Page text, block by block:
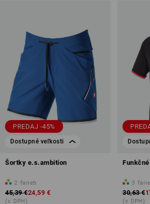
PREDAJ -45%
Dostupné veľkosti
Šortky e.s.ambition
2 farieb
45,39 €24,59 €
(v. DPH)
3
30,63 €
(v. DPH)